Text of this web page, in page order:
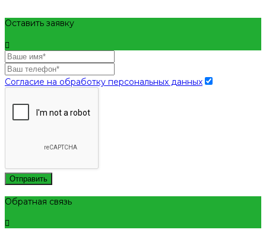
Оставить заявку
Согласие на обработку персональных данных
Отправить
Обратная связь